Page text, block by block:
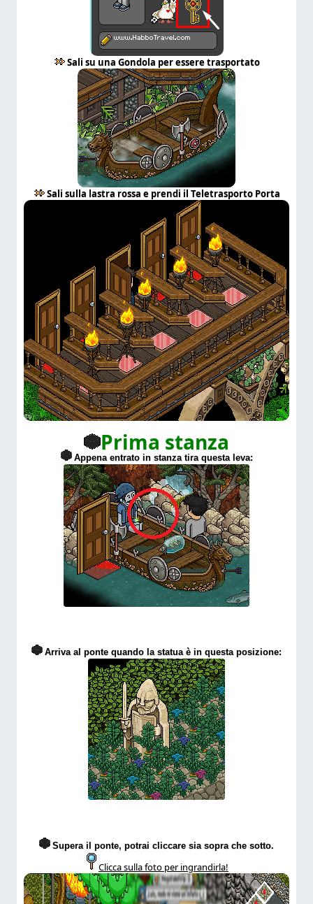
Sali su una Gondola per essere trasportato
Sali sulla lastra rossa e prendi il Teletrasporto Porta
Prima stanza
Appena entrato in stanza tira questa leva:
Arriva al ponte quando la statua è in questa posizione:
Supera il ponte, potrai cliccare sia sopra che sotto.
Clicca sulla foto per ingrandirla!